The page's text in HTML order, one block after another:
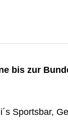
bis zur
Sportsbar,